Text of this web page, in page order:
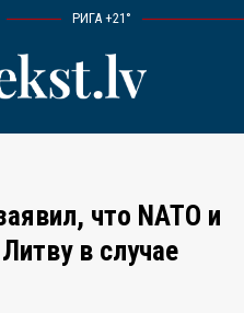
РИГА +21°
что NATO и
в случае